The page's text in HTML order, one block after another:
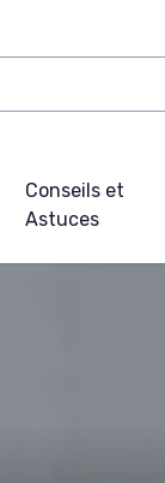
Conseils et
Astuces